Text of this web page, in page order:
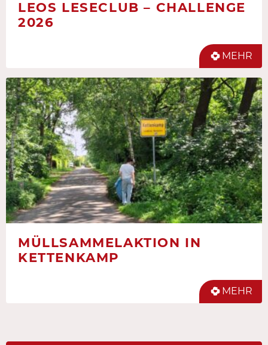
LEOS LESECLUB – CHALLENGE
2026
MEHR
MÜLLSAMMELAKTION IN
KETTENKAMP
MEHR